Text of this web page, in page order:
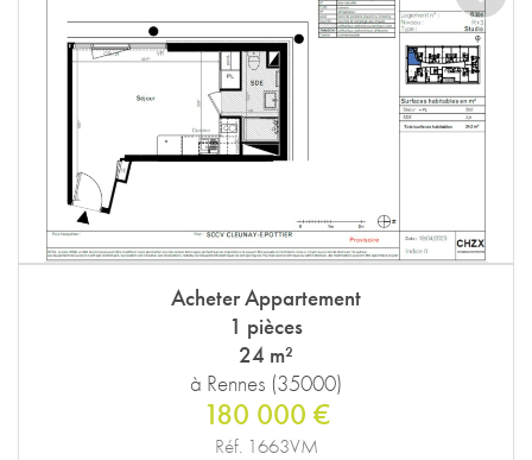
Acheter Appartement
1 pièces
24 m²
à Rennes (35000)
180 000 €
Réf. 1663VM